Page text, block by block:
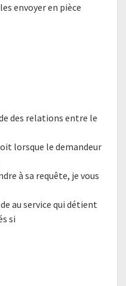
envoyer en pièce
des relations entre le
lorsque le demandeur
à sa requête, je vous
au service qui détient
si